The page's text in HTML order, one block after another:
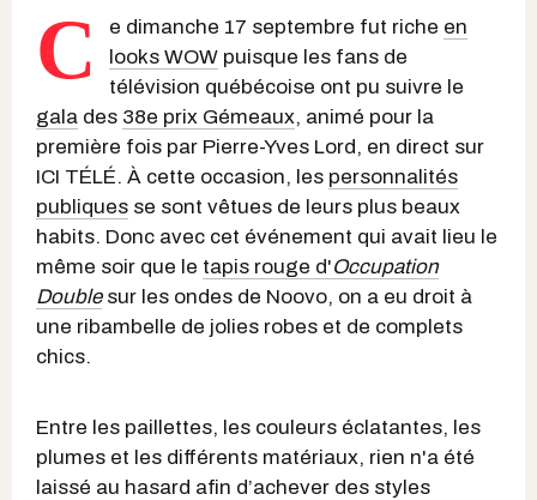
C e dimanche 17 septembre fut riche en
looks WOW puisque les fans de
télévision québécoise ont pu suivre le
gala des 38e prix Gémeaux, animé pour la
première fois par Pierre-Yves Lord, en direct sur
ICI TÉLÉ. À cette occasion, les personnalités
publiques se sont vêtues de leurs plus beaux
habits. Donc avec cet événement qui avait lieu le
même soir que le tapis rouge d'Occupation
Doublesur les ondes de Noovo, on a eu droit à
une ribambelle de jolies robes et de complets
chics.
Entre les paillettes, les couleurs éclatantes, les
plumes et les différents matériaux, rien n'a été
laissé au hasard afin d’achever des styles